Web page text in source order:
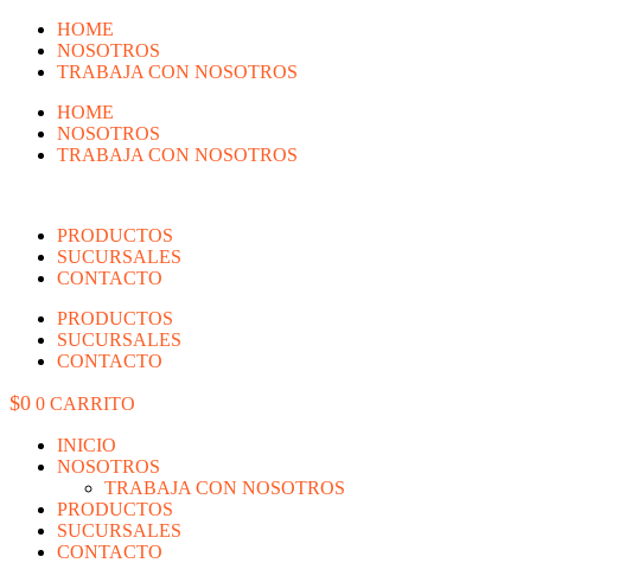
CONTENIDO
HOME
NOSOTROS
TRABAJA CON NOSOTROS
HOME
NOSOTROS
TRABAJA CON NOSOTROS
PRODUCTOS
SUCURSALES
CONTACTO
PRODUCTOS
SUCURSALES
CONTACTO
$0 0 CARRITO
INICIO
NOSOTROS
TRABAJA CON NOSOTROS
PRODUCTOS
SUCURSALES
CONTACTO